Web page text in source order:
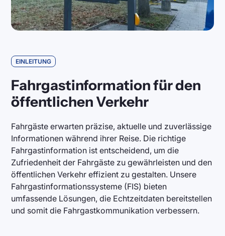
EINLEITUNG
Fahrgastinformation für den
öffentlichen Verkehr
Fahrgäste erwarten präzise, aktuelle und zuverlässige
Informationen während ihrer Reise. Die richtige
Fahrgastinformation ist entscheidend, um die
Zufriedenheit der Fahrgäste zu gewährleisten und den
öffentlichen Verkehr effizient zu gestalten. Unsere
Fahrgastinformationssysteme (FIS) bieten
umfassende Lösungen, die Echtzeitdaten bereitstellen
und somit die Fahrgastkommunikation verbessern.